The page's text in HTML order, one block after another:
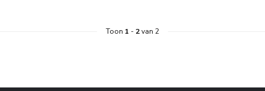
Toon 1 - 2van 2